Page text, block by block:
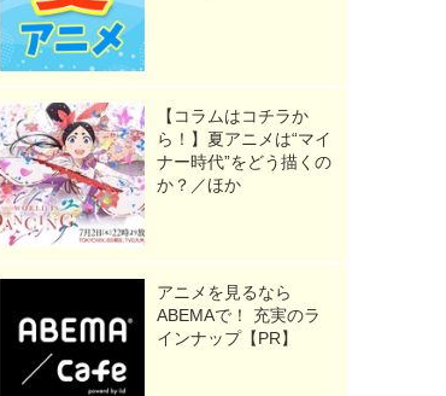
【コラムはコチラか
ら！】夏アニメは“マイ
ナー時代”をどう描くの
か？／ほか
アニメを見るなら
ABEMAで！ 充実のラ
インナップ【PR】